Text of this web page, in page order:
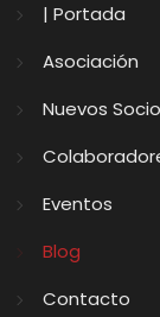
| Portada
Asociación
Nuevos
Eventos
Blog
Contacto